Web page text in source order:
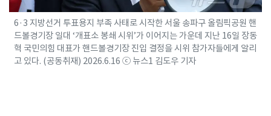
6·3 지방선거 투표용지 부족 사태로 시작한 서울 송파구 올림픽공원 핸
드볼경기장 일대 ‘개표소 봉쇄 시위’가 이어지는 가운데 지난 16일 장동
혁 국민의힘 대표가 핸드볼경기장 진입 결정을 시위 참가자들에게 알리
고 있다. (공동취재) 2026.6.16 ⓒ 뉴스1 김도우 기자